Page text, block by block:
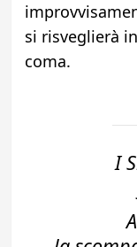
si risveglierà
coma.
I